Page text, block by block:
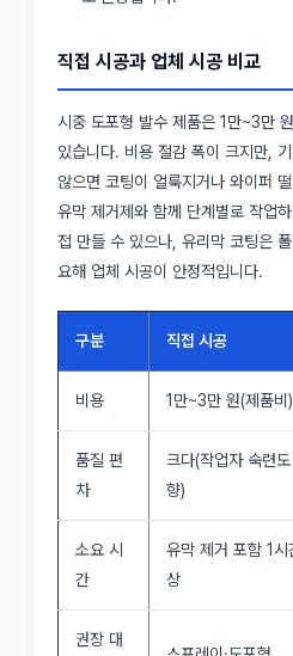
직접 시공과 업체 시공 비교
시중 도포형 발수 제품은 1만~3만
있습니다. 비용 절감 폭이 크지만,
않으면 코팅이 얼룩지거나 와이퍼
유막 제거제와 함께 단계별로 작업
접 만들 수 있으나, 유리막 코팅은
요해 업체 시공이 안정적입니다.
구분 직접 시공
비용 1만~3만 원(제품비)
품질 편
차
크다(작업자 숙련
향)
소요 시
간
유막 제거 포함 1시
상
권장 대